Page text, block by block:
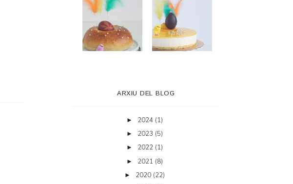
ARXIU DEL BLOG
► 2024 (1)
► 2023 (5)
► 2022 (1)
► 2021 (8)
► 2020 (22)